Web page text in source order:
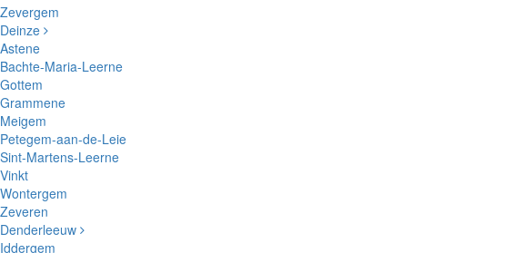
Zevergem
Deinze
Astene
Bachte-Maria-Leerne
Gottem
Grammene
Meigem
Petegem-aan-de-Leie
Sint-Martens-Leerne
Vinkt
Wontergem
Zeveren
Denderleeuw
Iddergem